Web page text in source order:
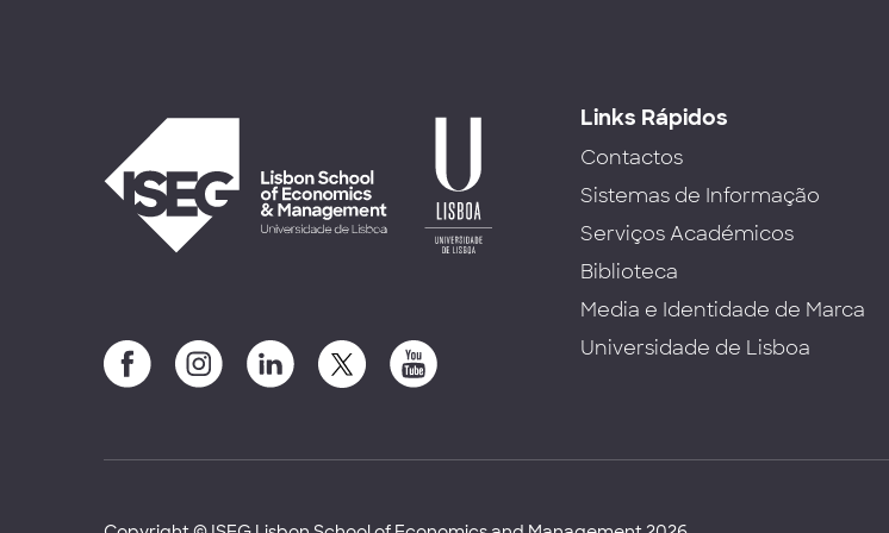
Links Rápidos
Contactos
Sistemas de Informação
Serviços Académicos
Biblioteca
Media e Identidade de Marca
Universidade de Lisboa